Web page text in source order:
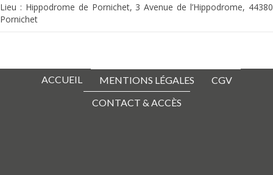
Lieu : Hippodrome de Pornichet, 3 Avenue de l’Hippodrome, 44380
Pornichet
ACCUEIL MENTIONS LÉGALES
CGV
CONTACT & ACCÈS